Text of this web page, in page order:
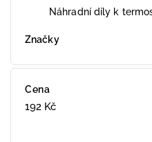
Náhradní díly k
Značky
Cena
192 Kč